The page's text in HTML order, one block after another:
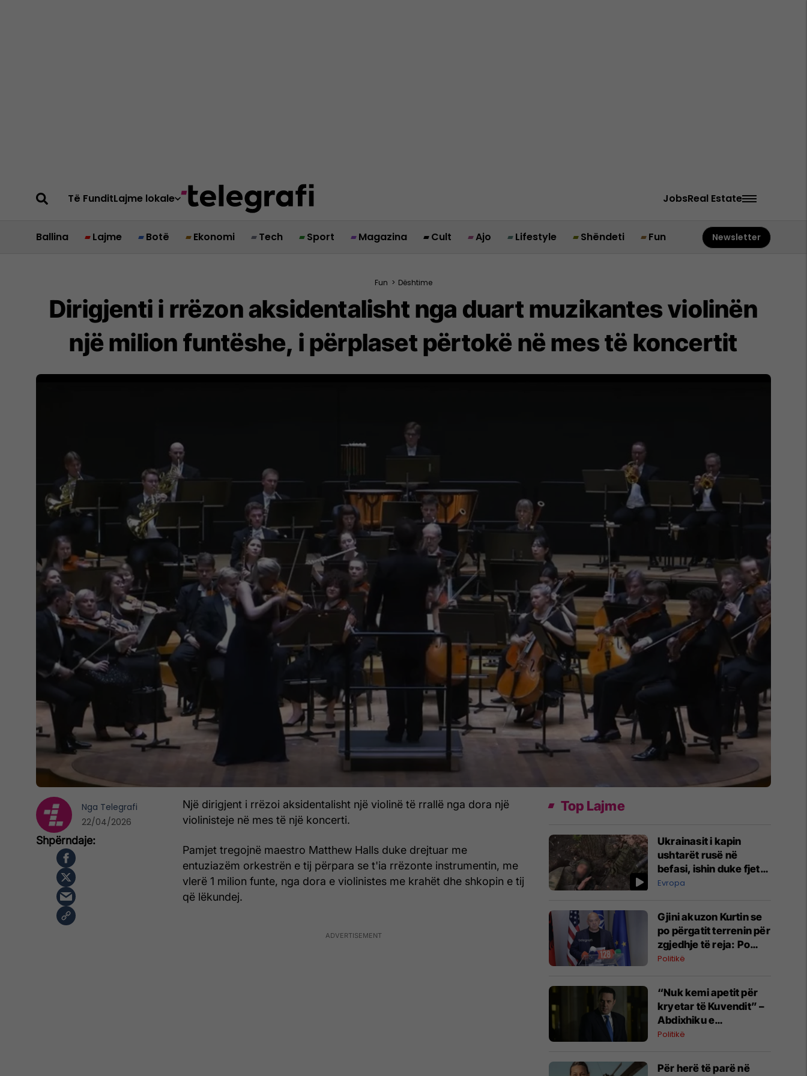
Të FunditLajme lokale JobsReal Estate
Ballina Lajme Botë Ekonomi Tech Sport Magazina Cult Ajo Lifestyle Shëndeti Fun Newsletter
Fun > Dështime
Dirigjenti i rrëzon aksidentalisht nga duart muzikantes violinën
një milion funtëshe, i përplaset përtokë në mes të koncertit
Një dirigjent i rrëzoi aksidentalisht një violinë të rrallë nga dora një
violinisteje në mes të një koncerti.
Pamjet tregojnë maestro Matthew Halls duke drejtuar me
entuziazëm orkestrën e tij përpara se t'ia rrëzonte instrumentin, me
vlerë 1 milion funte, nga dora e violinistes me krahët dhe shkopin e tij
që lëkundej.
Nga Telegrafi
22/04/2026
Top Lajme
Ukrainasit i kapin
ushtarët rusë në
befasi, ishin duke fjetur
në strehimoret e
Evropa
Gjini akuzon Kurtin se
po përgatit terrenin për
zgjedhje të reja: Po
manipulon opinionin
Politikë
“Nuk kemi apetit për
kryetar të Kuvendit” –
Abdixhiku e
konsideron si figurë
Politikë
Për herë të parë në